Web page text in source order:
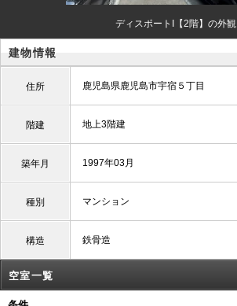
ディスポートI【2階】の外観
建物情報
住所 鹿児島県鹿児島市宇宿５丁目
階建 地上3階建
築年月 1997年03月
種別 マンション
構造 鉄骨造
空室一覧